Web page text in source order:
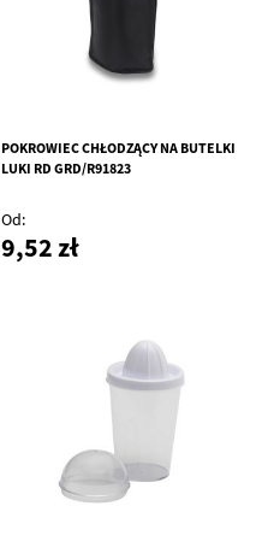
POKROWIEC CHŁODZĄCY NA BUTELKI
LUKI RD GRD/R91823
Od
9,52 zł